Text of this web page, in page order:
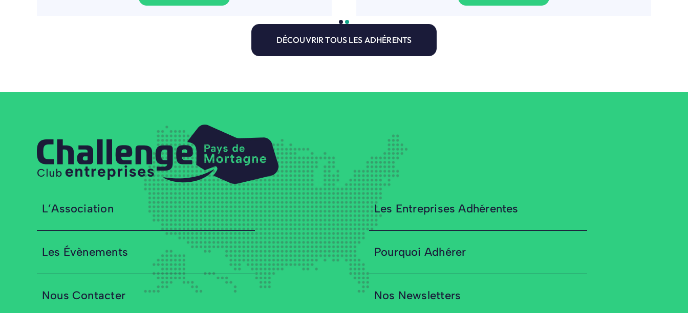
DÉCOUVRIR TOUS LES ADHÉRENTS
L’Association
Les Évènements
Nous Contacter
Les Entreprises Adhérentes
Pourquoi Adhérer
Nos Newsletters